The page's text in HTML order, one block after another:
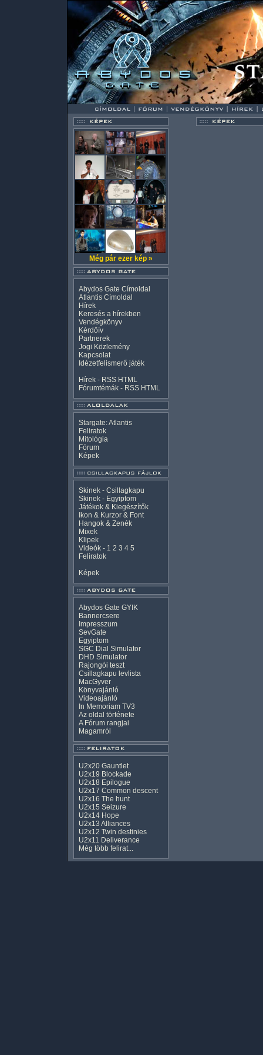
Még pár ezer kép »
Abydos Gate Címoldal
Atlantis Címoldal
Hírek
Keresés a hírekben
Vendégkönyv
Kérdőív
Partnerek
Jogi Közlemény
Kapcsolat
Idézetfelismerő játék
Hírek - RSS HTML
Fórumtémák - RSS HTML
Stargate: Atlantis
Feliratok
Mitológia
Fórum
Képek
Skinek - Csillagkapu
Skinek - Egyiptom
Játékok & Kiegészítők
Ikon & Kurzor & Font
Hangok & Zenék
Mixek
Klipek
Videók- 1 2 3 4 5
Feliratok
Képek
Abydos Gate GYIK
Bannercsere
Impresszum
SevGate
Egyiptom
SGC Dial Simulator
DHD Simulator
Rajongói teszt
Csillagkapu levlista
MacGyver
Könyvajánló
Videoajánló
In Memoriam TV3
Az oldal története
A Fórum rangjai
Magamról
U2x20 Gauntlet
U2x19 Blockade
U2x18 Epilogue
U2x17 Common descent
U2x16 The hunt
U2x15 Seizure
U2x14 Hope
U2x13 Alliances
U2x12 Twin destinies
U2x11 Deliverance
Még több felirat...